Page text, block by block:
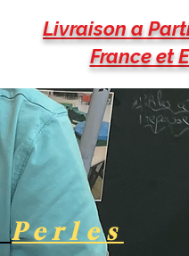
Livraison a
France et
Perles